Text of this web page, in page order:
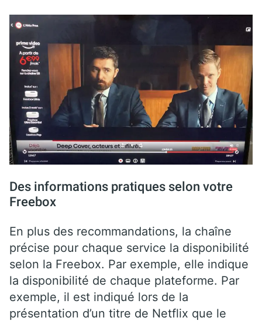
Des informations pratiques selon votre
Freebox
En plus des recommandations, la chaîne
précise pour chaque service la disponibilité
selon la Freebox. Par exemple, elle indique
la disponibilité de chaque plateforme. Par
exemple, il est indiqué lors de la
présentation d’un titre de Netflix que le